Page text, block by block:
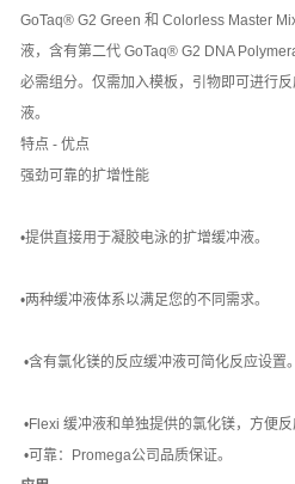
GoTaq® G2 Green 和 Colorless Master
液，含有第二代 GoTaq® G2 DNA
必需组分。仅需加入模板，引物即可进行
液。
特点 - 优点
强劲可靠的扩增性能
•提供直接用于凝胶电泳的扩增缓冲液。
•两种缓冲液体系以满足您的不同需求。
•含有氯化镁的反应缓冲液可简化反应设置。
•Flexi 缓冲液和单独提供的氯化镁，方便反
•可靠：Promega公司品质保证。